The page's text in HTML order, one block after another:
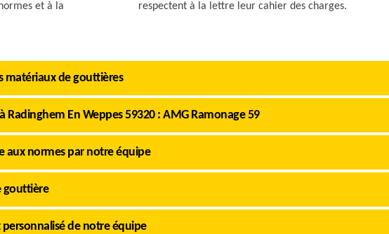
et à la
respectent à la lettre leur cahier des charges.
matériaux de gouttières
Radinghem En Weppes 59320 : AMG Ramonage 59
aux normes par notre équipe
gouttière
de notre équipe